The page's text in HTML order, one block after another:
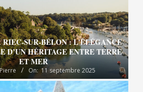
SUR-BÉLON : L’ÉLÉGANCE
D’UN HÉRITAGE ENTRE TERRE
ET MER
On: 11 septembre 2025